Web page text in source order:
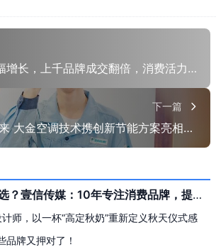
QQ 朋友网
贴吧 豆瓣
有道云 股吧
国补拉动家电大幅增长，上千品牌成交翻倍，消费活力加速释放
下一篇
智净呼吸 零碳未来 大金空调技术携创新节能方案亮相2025世环会
？壹信传媒：10年专注消费品牌，提供
流投流服务
师，以一杯“高定秋奶”重新定义秋天仪式感
品牌又押对了！